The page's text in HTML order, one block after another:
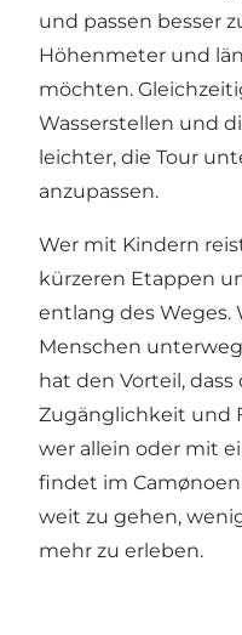
und passen besser
Höhenmeter und
möchten.
Wasserstellen und
leichter, die Tour
anzupassen.
Wer mit Kindern
kürzeren Etappen
entlang des Weges.
Menschen
hat den Vorteil,
Zugänglichkeit und
wer allein oder mit
findet im
weit zu gehen,
mehr zu erleben.